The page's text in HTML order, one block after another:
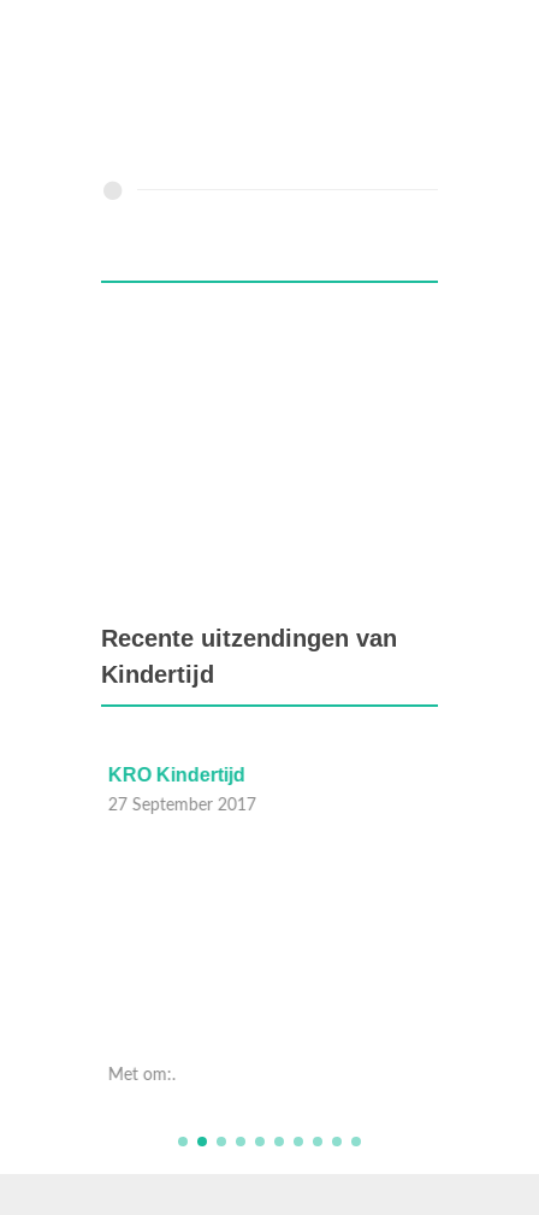
Recente uitzendingen van
Kindertijd
KRO Kindertijd
27 September 2017